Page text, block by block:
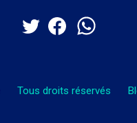
Tous droits réservés